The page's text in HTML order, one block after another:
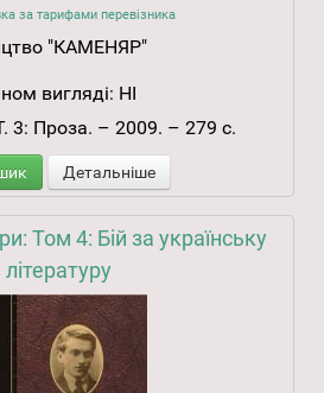
за тарифами перевізника
"КАМЕНЯР"
вигляді: НІ
3: Проза. – 2009. – 279 с.
Детальніше
Том 4: Бій за українську
літературу